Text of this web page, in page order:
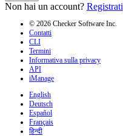
Non hai un account? Registrati
© 2026 Checker Software Inc.
Contatti
CLI
Termini
Informativa sulla privacy
API
iManage
English
Deutsch
Español
Français
हिन्दी